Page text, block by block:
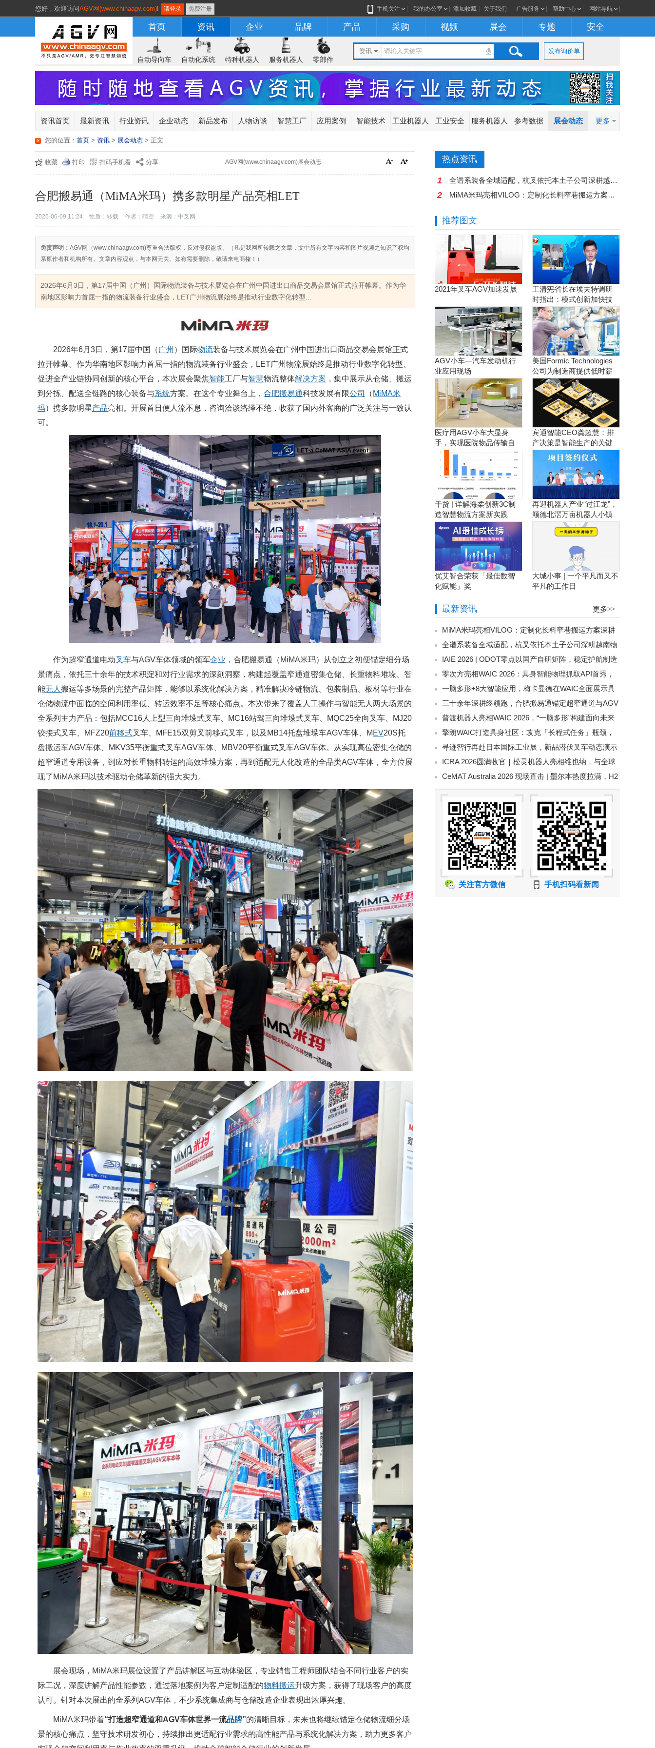
您好， 欢迎访问AGV网(www.chinaagv.com)! 请登录 免费注册 手机关注 我的办公室 添加收藏 关于我们 广告服务 帮助中心 网站导航
首页 资讯 企业 品牌 产品 采购 视频 展会 专题 安全
自动导向车 自动化系统 特种机器人 服务机器人 零部件
资讯 发布询价单
资讯首页 最新资讯 行业资讯 企业动态 新品发布 人物访谈 智慧工厂 应用案例 智能技术 工业机器人 工业安全 服务机器人 参考数据 展会动态 更多
您的位置： 首页 > 资讯 > 展会动态 > 正文
收藏 打印 扫码手机看 分享 AGV网(www.chinaagv.com)展会动态
合肥搬易通（MiMA米玛）携多款明星产品亮相LET
2026-06-09 11:24 性质：转载 作者：晴空 来源：中叉网
免责声明： AGV网（www.chinaagv.com)尊重合法版权，反对侵权盗版。（凡是我网所转载之文章，文中所有文字内容和图片视频之知识产权均
系原作者和机构所有。文章内容观点，与本网无关。如有需要删除，敬请来电商榷！）
2026年6月3日，第17届中国（广州）国际物流装备与技术展览会在广州中国进出口商品交易会展馆正式拉开帷幕。作为华
南地区影响力首屈一指的物流装备行业盛会，LET广州物流展始终是推动行业数字化转型...
2026年6月3日，第17届中国（ 广州 ）国际物流装备与技术展览会在广州中国进出口商品交易会展馆正式
拉开帷幕。作为华南地区影响力首屈一指的物流装备行业盛会，LET广州物流展始终是推动行业数字化转型、
促进全产业链协同创新的核心平台，本次展会聚焦智能工厂与智慧物流整体解决方案 ，集中展示从仓储、搬运
到分拣、配送全链路的核心装备与系统方案。在这个专业舞台上， 合肥搬易通科技发展有限公司 （ MiMA米
玛）携多款明星产品亮相。开展首日便人流不息，咨询洽谈络绎不绝，收获了国内外客商的广泛关注与一致认
可。
作为超窄通道电动叉车与AGV车体领域的领军企业 ，合肥搬易通（MiMA米玛）从创立之初便锚定细分场
景痛点，依托三十余年的技术积淀和对行业需求的深刻洞察，构建起覆盖窄通道密集仓储、长重物料堆垛、智
能无人 搬运等多场景的完整产品矩阵，能够以系统化解决方案，精准解决冷链物流、包装制品、板材等行业在
仓储物流中面临的空间利用率低、转运效率不足等核心痛点。本次带来了覆盖人工操作与智能无人两大场景的
全系列主力产品：包括MCC16人上型三向堆垛式叉车、MC16站驾三向堆垛式叉车、MQC25全向叉车、MJ20
铰接式叉车、MFZ20前移式叉车、MFE15双剪叉前移式叉车，以及MB14托盘堆垛车AGV车体、M EV20S托
盘搬运车AGV车体、MKV35平衡重式叉车AGV车体、MBV20平衡重式叉车AGV车体。从实现高位密集仓储的
超窄通道专用设备，到应对长重物料转运的高效堆垛方案，再到适配无人化改造的全品类AGV车体，全方位展
现了MiMA米玛以技术驱动仓储革新的强大实力。
展会现场，MiMA米玛展位设置了产品讲解区与互动体验区，专业销售工程师团队结合不同行业客户的实
际工况，深度讲解产品性能参数，通过落地案例为客户定制适配的物料搬运升级方案，获得了现场客户的高度
认可。针对本次展出的全系列AGV车体，不少系统集成商与仓储改造企业表现出浓厚兴趣。
MiMA米玛带着“打造超窄通道和AGV车体世界一流品牌”的清晰目标，未来也将继续锚定仓储物流细分场
景的核心痛点，坚守技术研发初心，持续推出更适配行业需求的高性能产品与系统化解决方案，助力更多客户
热点资讯
1 全谱系装备全域适配，杭叉依托本土子公司深耕越南物流市场
2 MiMA米玛亮相VILOG：定制化长料窄巷搬运方案深耕越南
推荐图文
2021年叉车AGV加速发展
王清宪省长在埃夫特调研
时指出：模式创新加快技
术创新和产品创新的落地
AGV小车—汽车发动机行
业应用现场
美国Formic Technologies
公司为制造商提供低时薪
的租赁工业机器人服务
医疗用AGV小车大显身
手，实现医院物品传输自
动化！
宾通智能CEO龚超慧：排
产决策是智能生产的关键
干货 | 详解海柔创新3C制
造智慧物流方案新实践
再迎机器人产业“过江龙”，
顺德北滘万亩机器人小镇
正逐步成型！
优艾智合荣获「最佳数智
化赋能」奖
大城小事 | 一个平凡而又不
平凡的工作日
最新资讯 更多>>
MiMA米玛亮相VILOG：定制化长料窄巷搬运方案深耕
越南全谱系装备全域适配，杭叉依托本土子公司深耕越南物
流市场
IAIE 2026 | ODOT零点以国产自研矩阵，稳定护航制造
业供应链
零次方亮相WAIC 2026：具身智能物理抓取API首秀，
机器人在真实世界持续进化
一脑多形+8大智能应用，梅卡曼德在WAIC全面展示具
身智能规模化落地能力
三十余年深耕终领跑，合肥搬易通锚定超窄通道与AGV
车体世界一流品牌
普渡机器人亮相WAIC 2026，“一脑多形”构建面向未来
的机器人智能底座
擎朗WAIC打造具身社区：攻克「长程式任务」瓶颈，
承包你的衣食住行
寻迹智行再赴日本国际工业展，新品潜伏叉车动态演示
实力圈粉
ICRA 2026圆满收官｜松灵机器人亮相维也纳，与全球
开发者共探具身智能未来
CeMAT Australia 2026 现场直击 | 墨尔本热度拉满，H2
展位等你来！
关注官方微信 手机扫码看新闻